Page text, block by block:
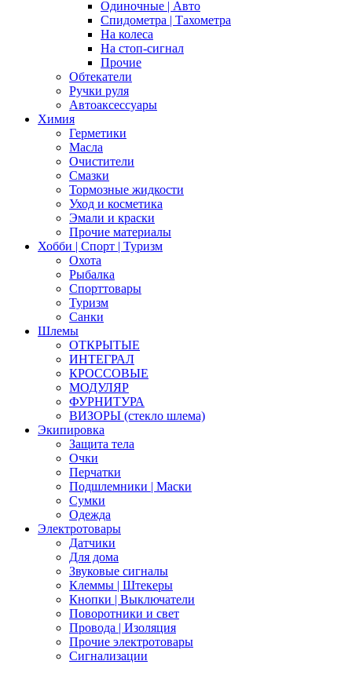
Одиночные | Авто
Спидометра | Тахометра
На колеса
На стоп-сигнал
Прочие
Обтекатели
Ручки руля
Автоаксессуары
Химия
Герметики
Масла
Очистители
Смазки
Тормозные жидкости
Уход и косметика
Эмали и краски
Прочие материалы
Хобби | Cпорт | Туризм
Охота
Рыбалка
Спорттовары
Туризм
Санки
Шлемы
ОТКРЫТЫЕ
ИНТЕГРАЛ
КРОССОВЫЕ
МОДУЛЯР
ФУРНИТУРА
ВИЗОРЫ (стекло шлема)
Экипировка
Защита тела
Очки
Перчатки
Подшлемники | Маски
Сумки
Одежда
Электротовары
Датчики
Для дома
Звуковые сигналы
Клеммы | Штекеры
Кнопки | Выключатели
Поворотники и свет
Провода | Изоляция
Прочие электротовары
Сигнализации